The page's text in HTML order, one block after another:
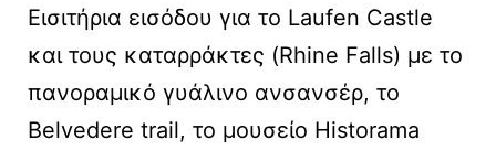
Εισιτήρια εισόδου για το Laufen Castle
και τους καταρράκτες (Rhine Falls) με το
πανοραμικό γυάλινο ανσανσέρ, το
Belvedere trail, το μουσείο Historama